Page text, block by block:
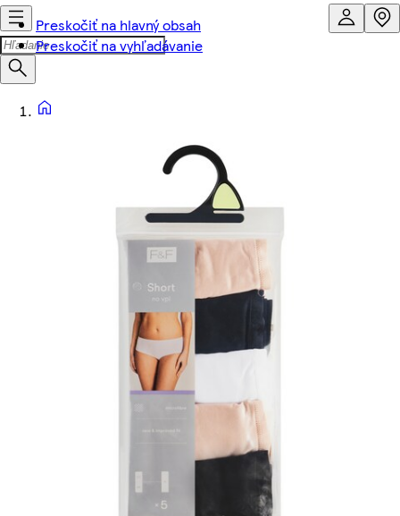
Preskočiť na hlavný obsah
Preskočiť na vyhľadávanie